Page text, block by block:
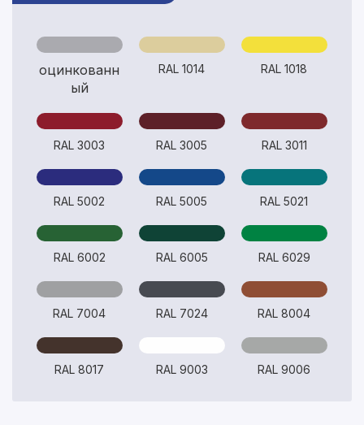
оцинкованн
ый
RAL 1014 RAL 1018
RAL 3003 RAL 3005 RAL 3011
RAL 5002 RAL 5005 RAL 5021
RAL 6002 RAL 6005 RAL 6029
RAL 7004 RAL 7024 RAL 8004
RAL 8017 RAL 9003 RAL 9006
Рассчитать смету
Заполните форму ниже, чтобы получить
кратчайшие сроки.
Прикрепить смету на расчет
Отправить запрос
Оставьте номер
Мы свяжемся с вами в ближайшее время!
Предоставим бесплатную консультацию по
металлопрокат
Заказать звонок
Даю согласие наобработку персональных данных
Форма отправлена,
спасибо!
С вами свяжется наш менеджер.
Форма не отправлена!
Произошла ошибка.